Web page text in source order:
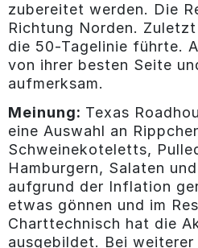
zubereitet werden. Die
Richtung Norden.
die 50-Tagelinie führte.
von ihrer besten Seite
aufmerksam.
Meinung: Texas
eine Auswahl an
Schweinekoteletts,
Hamburgern, Salaten
aufgrund der Inflation
etwas gönnen und im
Charttechnisch hat die
ausgebildet. Bei